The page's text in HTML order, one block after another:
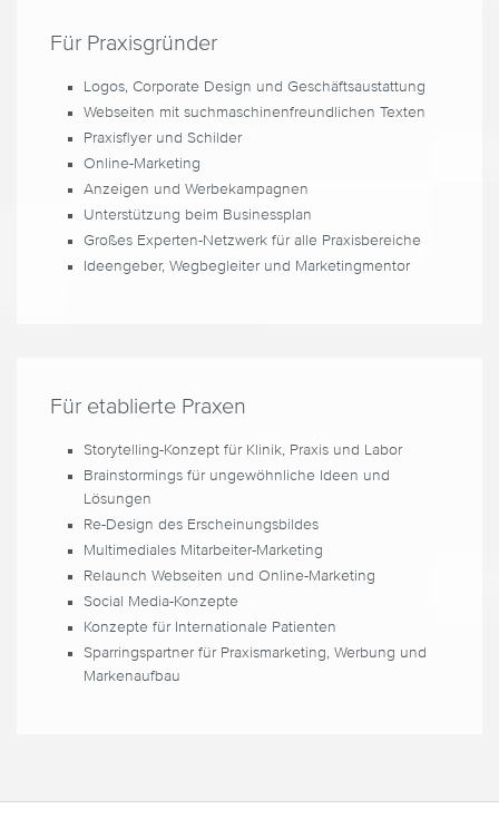
Für Praxisgründer
Logos, Corporate Design und Geschäftsaustattung
Webseiten mit suchmaschinenfreundlichen Texten
Praxisflyer und Schilder
Online-Marketing
Anzeigen und Werbekampagnen
Unterstützung beim Businessplan
Großes Experten-Netzwerk für alle Praxisbereiche
Ideengeber, Wegbegleiter und Marketingmentor
Für etablierte Praxen
Storytelling-Konzept für Klinik, Praxis und Labor
Brainstormings für ungewöhnliche Ideen und
Lösungen
Re-Design des Erscheinungsbildes
Multimediales Mitarbeiter-Marketing
Relaunch Webseiten und Online-Marketing
Social Media-Konzepte
Konzepte für Internationale Patienten
Sparringspartner für Praxismarketing, Werbung und
Markenaufbau